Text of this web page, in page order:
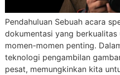
Pendahuluan Sebuah acara
dokumentasi yang
momen-momen penting.
teknologi pengambilan
pesat, memungkinkan kita